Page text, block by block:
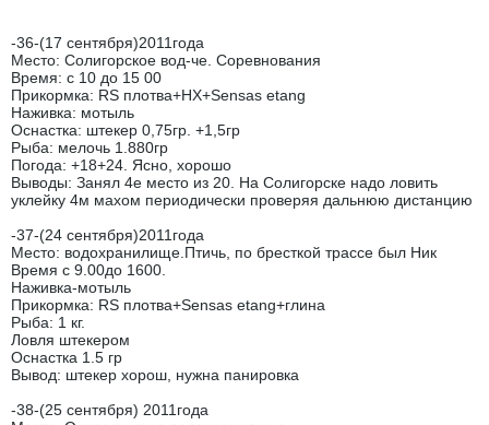
-36-(17 сентября)2011года
Место: Солигорское вод-че. Соревнования
Время: с 10 до 15 00
Прикормка: RS плотва+НХ+Sensas etang
Наживка: мотыль
Оснастка: штекер 0,75гр. +1,5гр
Рыба: мелочь 1.880гр
Погода: +18+24. Ясно, хорошо
Выводы: Занял 4е место из 20. На Солигорске надо ловить
уклейку 4м махом периодически проверяя дальнюю дистанцию
-37-(24 сентября)2011года
Место: водохранилище.Птичь, по бресткой трассе был Ник
Время с 9.00до 1600.
Наживка-мотыль
Прикормка: RS плотва+Sensas etang+глина
Рыба: 1 кг.
Ловля штекером
Оснастка 1.5 гр
Вывод: штекер хорош, нужна панировка
-38-(25 сентября) 2011года